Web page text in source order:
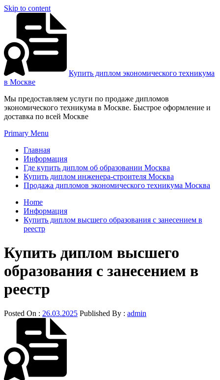
Skip to content
Купить диплом экономического техникума
в Москве
Мы предоставляем услуги по продаже дипломов
экономического техникума в Москве. Быстрое оформление и
доставка по всей Москве
Primary Menu
Главная
Информация
Где купить диплом об образовании Москва
Купить диплом инженера-строителя Москва
Продажа дипломов экономического техникума Москва
Home
Информация
Купить диплом высшего образования с занесением в
реестр
Купить диплом высшего
образования с занесением в
реестр
Posted On : 26.03.2025 Published By : admin